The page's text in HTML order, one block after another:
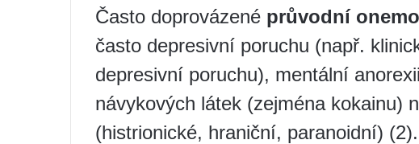
Často doprovázené průvodní
často depresivní poruchu (např.
depresivní poruchu), mentální
návykových látek (zejména kokainu)
(histrionické, hraniční, paranoidní) (2).